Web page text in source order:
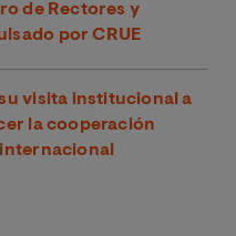
de Rectores y
por CRUE
visita institucional a
la cooperación